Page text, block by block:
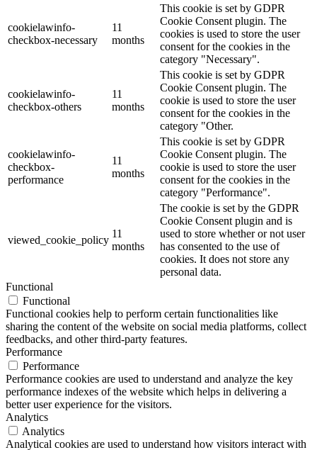
cookielawinfo-
checkbox-necessary
11
months
This cookie is set by GDPR
Cookie Consent plugin. The
cookies is used to store the user
consent for the cookies in the
category "Necessary".
cookielawinfo-
checkbox-others
11
months
This cookie is set by GDPR
Cookie Consent plugin. The
cookie is used to store the user
consent for the cookies in the
category "Other.
cookielawinfo-
checkbox-
performance
11
months
This cookie is set by GDPR
Cookie Consent plugin. The
cookie is used to store the user
consent for the cookies in the
category "Performance".
viewed_cookie_policy
11
months
The cookie is set by the GDPR
Cookie Consent plugin and is
used to store whether or not user
has consented to the use of
cookies. It does not store any
personal data.
Functional
Functional
Functional cookies help to perform certain functionalities like
sharing the content of the website on social media platforms, collect
feedbacks, and other third-party features.
Performance
Performance
Performance cookies are used to understand and analyze the key
performance indexes of the website which helps in delivering a
better user experience for the visitors.
Analytics
Analytics
Analytical cookies are used to understand how visitors interact with